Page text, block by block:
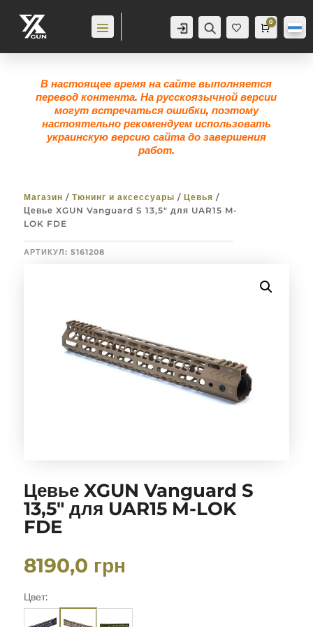
Аккаунт Поиск
Же
лан
Корзина
0
0,0грн
В настоящее время на сайте выполняется
перевод контента. На русскоязычной версии
могут встречаться ошибки, поэтому
настоятельно рекомендуем использовать
украинскую версию сайта до завершения
работ.
Магазин / Тюнинг и аксессуары / Цевья /
Цевье XGUN Vanguard S 13,5″ для UAR15 M-
LOK FDE
АРТИКУЛ: 5161208
Цевье XGUN Vanguard S
13,5″ для UAR15 M-LOK
FDE
8190,0 грн
Цвет: